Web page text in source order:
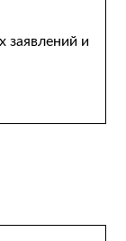
заявлений и